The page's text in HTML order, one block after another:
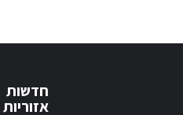
חדשות
אזוריות